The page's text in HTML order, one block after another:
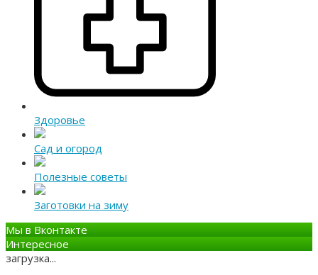
Здоровье
Сад и огород
Полезные советы
Заготовки на зиму
Мы в Вконтакте
Интересное
загрузка...